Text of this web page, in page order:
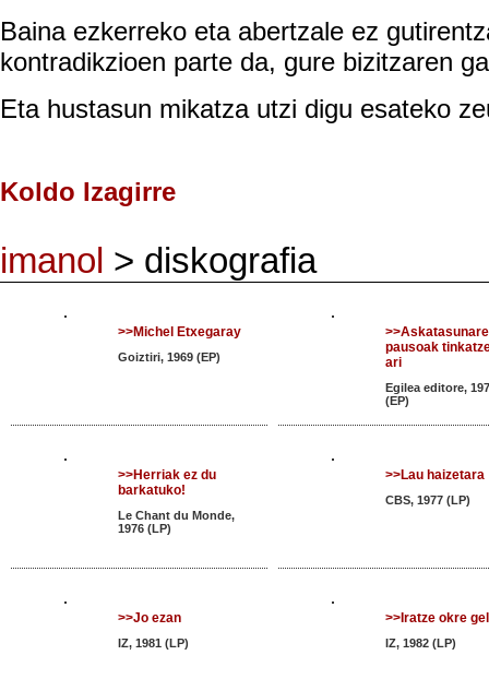
Baina ezkerreko eta abertzale ez
kontradikzioen parte da, gure bizitzaren
Eta hustasun mikatza utzi digu esateko
Koldo Izagirre
imanol > diskografia
>>Michel Etxegaray
Goiztiri, 1969 (EP)
pausoak
ari
Egilea editore,
(EP)
>>Herriak ez du
barkatuko!
Le Chant du Monde,
1976 (LP)
>>Lau haizetara
CBS, 1977 (LP)
>>Jo ezan
IZ, 1981 (LP)
>>Iratze okre
IZ, 1982 (LP)